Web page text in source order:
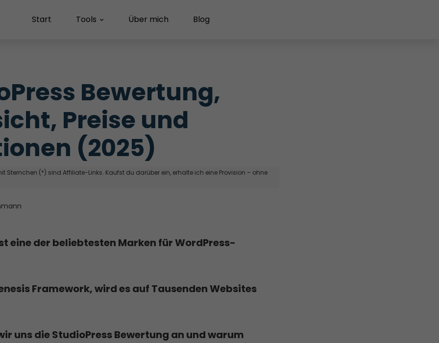
Start Tools Über mich Blog
Bewertung,
Preise und
(2025)
Sternchen (*) sind Affiliate-Links. Kaufst du darüber ein, erhalte ich eine Provision – ohne
eine der beliebtesten Marken für WordPress-
Framework, wird es auf Tausenden Websites
uns die StudioPress Bewertung an und warum